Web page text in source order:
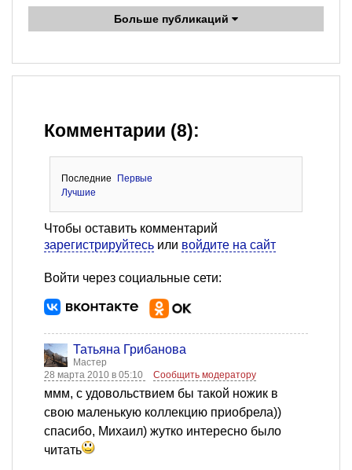
Больше публикаций
Комментарии (8):
Последние
Первые
Лучшие
Чтобы оставить комментарий
зарегистрируйтесь или войдите на сайт
Войти через социальные сети:
Татьяна Грибанова
Мастер
28 марта 2010 в 05:10
Сообщить модератору
ммм, с удовольствием бы такой ножик в
свою маленькую коллекцию приобрела))
спасибо, Михаил) жутко интересно было
читать